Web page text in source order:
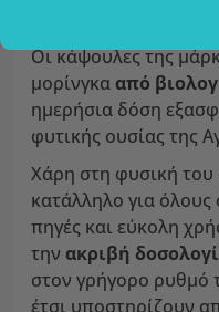
Οι κάψουλες της
μορίνγκα από
ημερήσια δόση
φυτικής ουσίας της
Χάρη στη φυσική του
κατάλληλο για
πηγές και εύκολη
την ακριβή
στον γρήγορο ρυθμό
έτσι υποστηρίζουν